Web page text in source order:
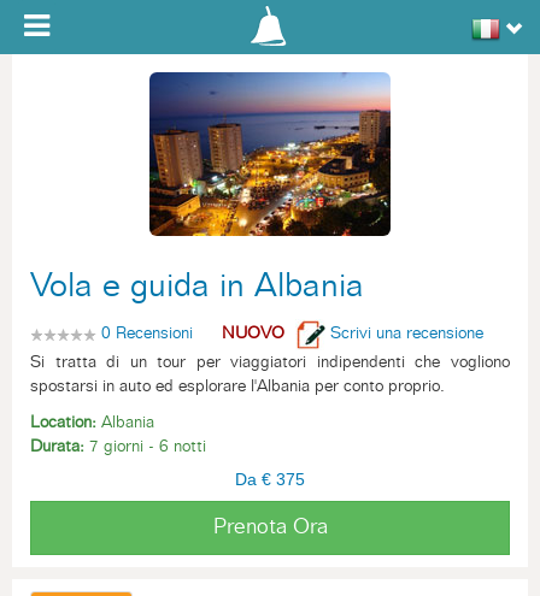
Toggle navigation
Vola e guida in Albania
0 Recensioni NUOVO
Scrivi una recensione
Si tratta di un tour per viaggiatori indipendenti che vogliono
spostarsi in auto ed esplorare l'Albania per conto proprio.
Location: Albania
Durata: 7 giorni - 6 notti
Da € 375
Prenota Ora